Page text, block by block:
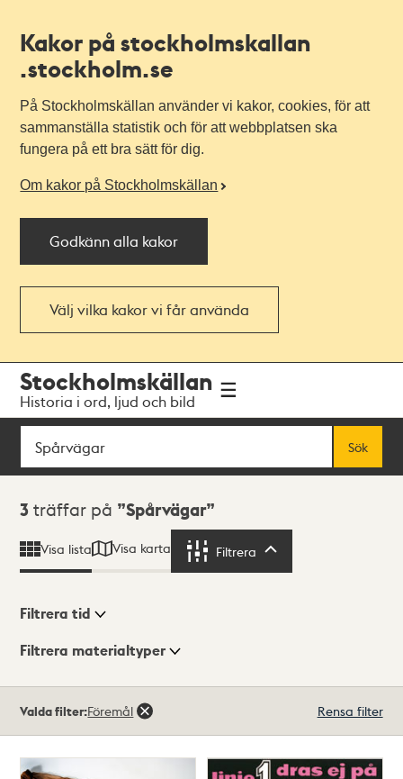
Kakor på stockholmskallan
.stockholm.se
På Stockholmskällan använder vi kakor, cookies, för att
sammanställa statistik och för att webbplatsen ska
fungera på ett bra sätt för dig.
Om kakor på Stockholmskällan
Godkänn alla kakor
Välj vilka kakor vi får använda
navigationen
huvudinnehållet
Stockholmskällan
Historia i ord, ljud och bild
Sök
Sök
Sökresultat
3 träffar på Spårvägar
Visa lista Visa karta Filtrera
Visningsläge
Filtrera tid
Filtrera materialtyper
träffar
Valda filter:Föremål Rensa filter